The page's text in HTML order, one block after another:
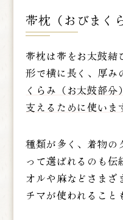
帯枕（おびまく
帯枕は帯をお太鼓結
形で横に長く、厚み
くらみ（お太鼓部分
支えるために使いま
種類が多く、着物の
って選ばれるのも伝
オルや麻などさまざ
チマが使われること